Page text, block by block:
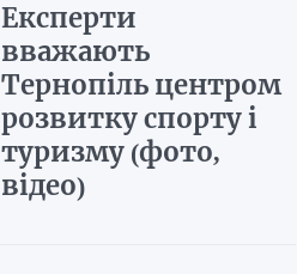
Експерти
вважають
Тернопіль центром
розвитку спорту і
туризму (фото,
відео)